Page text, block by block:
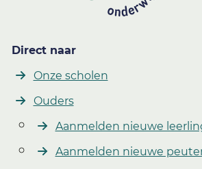
Direct naar
Onze scholen
Ouders
Aanmelden nieuwe
Aanmelden nieuwe